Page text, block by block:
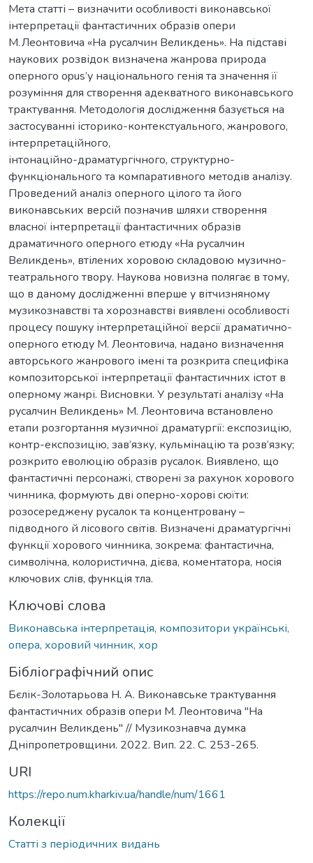
Мета статті – визначити особливості виконавської
інтерпретації фантастичних образів опери
М. Леонтовича «На русалчин Великдень». На підставі
наукових розвідок визначена жанрова природа
оперного opus’у національного генія та значення її
розуміння для створення адекватного виконавського
трактування. Методологія дослідження базується на
застосуванні історико-контекстуального, жанрового,
інтерпретаційного,
інтонаційно-драматургічного, структурно-
функціонального та компаративного методів аналізу.
Проведений аналіз оперного цілого та його
виконавських версій позначив шляхи створення
власної інтерпретації фантастичних образів
драматичного оперного етюду «На русалчин
Великдень», втілених хоровою складовою музично-
театрального твору. Наукова новизна полягає в тому,
що в даному дослідженні вперше у вітчизняному
музикознавстві та хорознавстві виявлені особливості
процесу пошуку інтерпретаційної версії драматично-
оперного етюду М. Леонтовича, надано визначення
авторського жанрового імені та розкрита специфіка
композиторської інтерпретації фантастичних істот в
оперному жанрі. Висновки. У результаті аналізу «На
русалчин Великдень» М. Леонтовича встановлено
етапи розгортання музичної драматургії: експозицію,
контр-експозицію, зав’язку, кульмінацію та розв’язку;
розкрито еволюцію образів русалок. Виявлено, що
фантастичні персонажі, створені за рахунок хорового
чинника, формують дві оперно-хорові сюїти:
розосереджену русалок та концентровану –
підводного й лісового світів. Визначені драматургічні
функції хорового чинника, зокрема: фантастична,
символічна, колористична, дієва, коментатора, носія
ключових слів, функція тла.
Ключові слова
Виконавська інтерпретація, композитори українські,
опера, хоровий чинник, хор
Бібліографічний опис
Бєлік-Золотарьова Н. А. Виконавське трактування
фантастичних образів опери М. Леонтовича "На
русалчин Великдень" // Музикознавча думка
Дніпропетровщини. 2022. Вип. 22. С. 253-265.
URI
https://repo.num.kharkiv.ua/handle/num/1661
Колекції
Статті з періодичних видань